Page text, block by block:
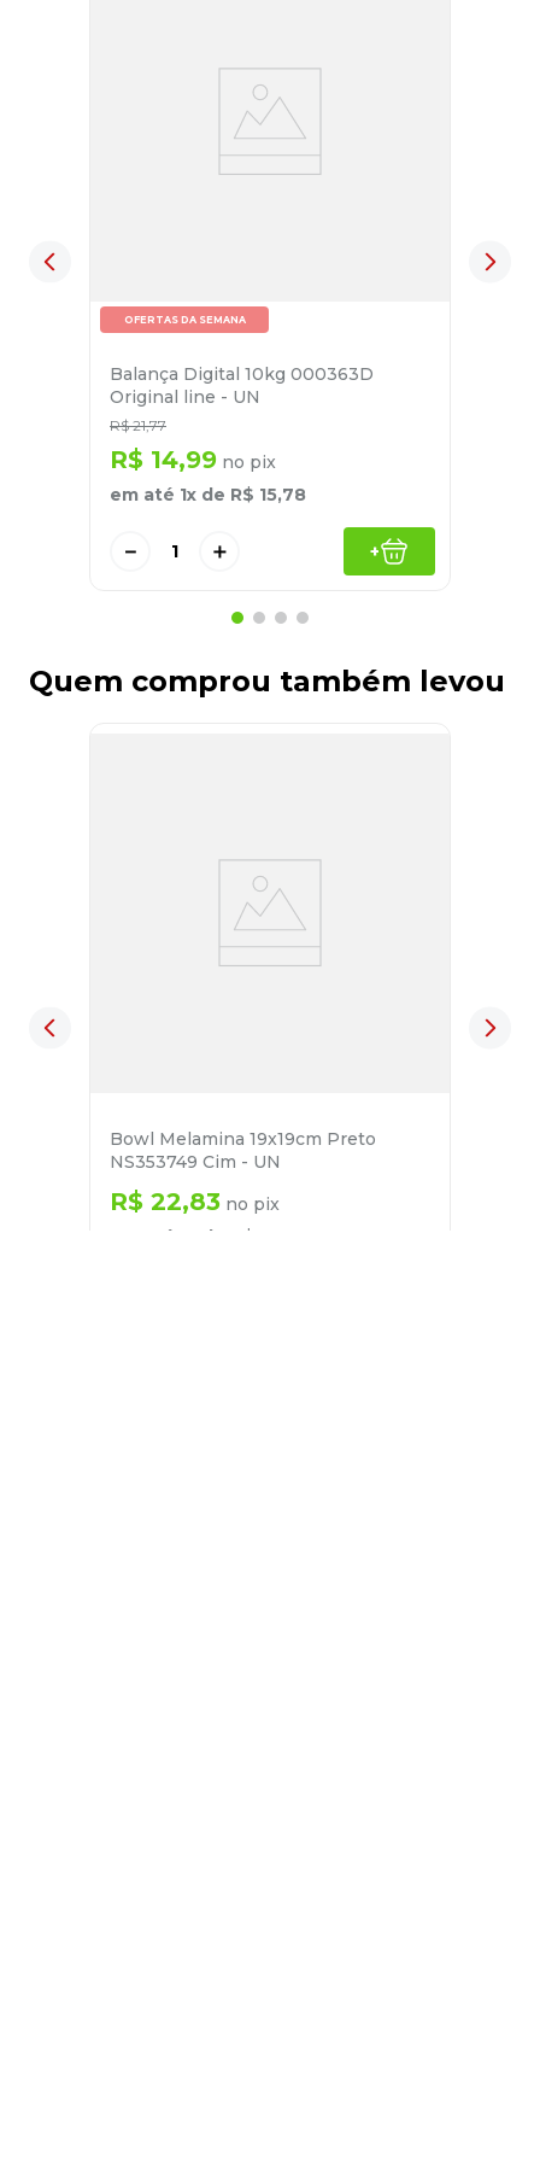
OFERTAS DA SEMANA
Balança Digital 10kg 000363D
Original line - UN
R$ 21,77
R$ 14,99 no pix
em até 1x de R$ 15,78
＋
－ +
Quem comprou também levou
Bowl Melamina 19x19cm Preto
NS353749 Cim - UN
R$ 22,83 no pix
em até
x de R$